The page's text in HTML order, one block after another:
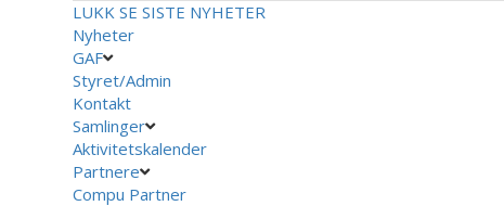
LUKK SE SISTE NYHETER
Nyheter
GAF
Styret/Admin
Kontakt
Samlinger
Aktivitetskalender
Partnere
Compu Partner